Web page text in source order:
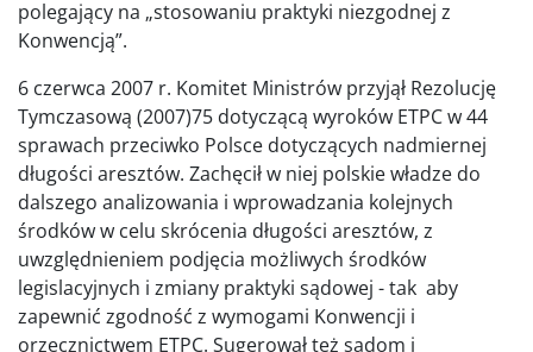
polegający na „stosowaniu praktyki niezgodnej z
Konwencją”.
6 czerwca 2007 r. Komitet Ministrów przyjął Rezolucję
Tymczasową (2007)75 dotyczącą wyroków ETPC w 44
sprawach przeciwko Polsce dotyczących nadmiernej
długości aresztów. Zachęcił w niej polskie władze do
dalszego analizowania i wprowadzania kolejnych
środków w celu skrócenia długości aresztów, z
uwzględnieniem podjęcia możliwych środków
legislacyjnych i zmiany praktyki sądowej - tak aby
zapewnić zgodność z wymogami Konwencji i
orzecznictwem ETPC. Sugerował też sądom i